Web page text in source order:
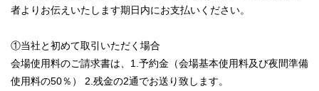
者よりお伝えいたします期日内にお支払いください。
①当社と初めて取引いただく場合
会場使用料のご請求書は、1.予約金（会場基本使用料及び夜間準備
使用料の50％） 2.残金の2通でお送り致します。